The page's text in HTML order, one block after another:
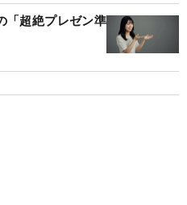
「超絶プレゼン準